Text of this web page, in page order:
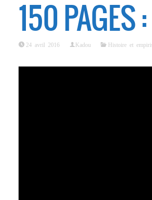
150 PAGES :
24 avril 2016 Kadou Histoire et